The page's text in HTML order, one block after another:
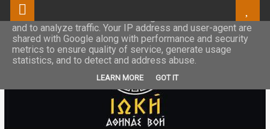
This site uses cookies from Google to deliver its services
and to analyze traffic. Your IP address and user-agent are
shared with Google along with performance and security
metrics to ensure quality of service, generate usage
statistics, and to detect and address abuse.
LEARN MORE GOT IT